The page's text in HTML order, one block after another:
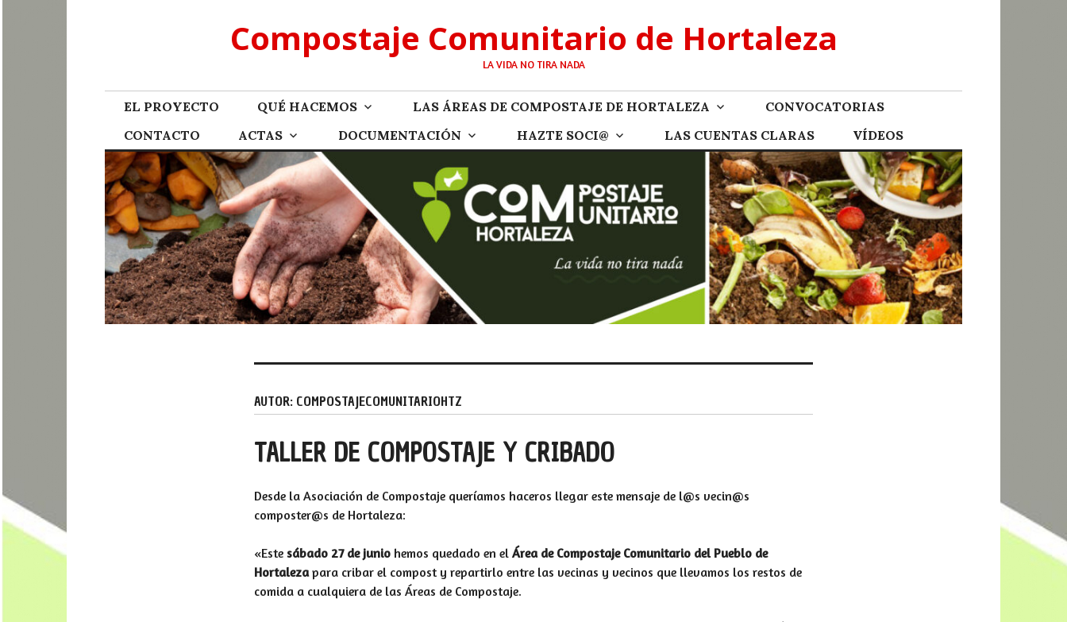
Compostaje Comunitario de Hortaleza
LA VIDA NO TIRA NADA
EL PROYECTO QUÉ HACEMOS LAS ÁREAS DE COMPOSTAJE DE HORTALEZA
CONVOCATORIAS
CONTACTO
ACTAS DOCUMENTACIÓN HAZTE SOCI@ LAS CUENTAS CLARAS VÍDEOS
AUTOR: COMPOSTAJECOMUNITARIOHTZ
TALLER DE COMPOSTAJE Y CRIBADO
Desde la Asociación de Compostaje queríamos haceros llegar este mensaje de l@s vecin@s
composter@s de Hortaleza:
«Este sábado 27 de junio hemos quedado en el Área de Compostaje Comunitario del Pueblo de
Hortalezapara cribar el compost y repartirlo entre las vecinas y vecinos que llevamos los restos de
comida a cualquiera de las Áreas de Compostaje.